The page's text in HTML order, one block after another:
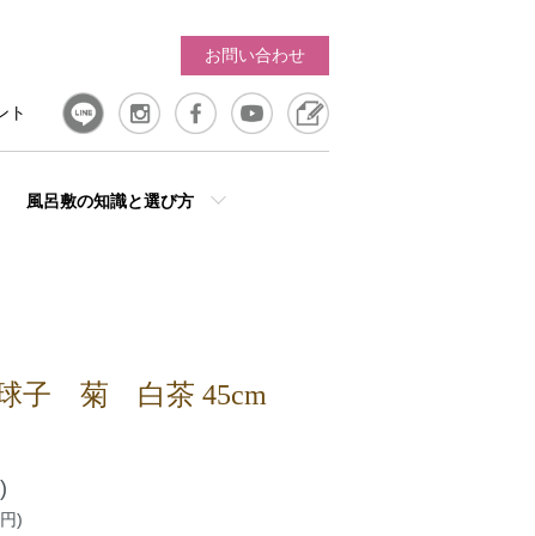
お問い合わせ
風呂敷の知識と選び方
ト
子 菊 白茶 45cm
)